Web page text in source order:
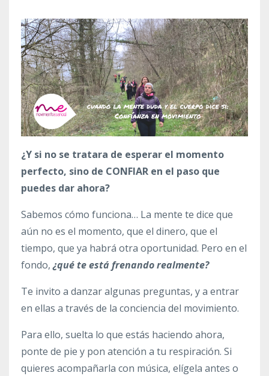
¿Y si no se tratara de esperar el momento
perfecto, sino de CONFIAR en el paso que
puedes dar ahora?
Sabemos cómo funciona… La mente te dice que
aún no es el momento, que el dinero, que el
tiempo, que ya habrá otra oportunidad. Pero en el
fondo,¿qué te está frenando realmente?
Te invito a danzar algunas preguntas, y a entrar
en ellas a través de la conciencia del movimiento.
Para ello, suelta lo que estás haciendo ahora,
ponte de pie y pon atención a tu respiración. Si
quieres acompañarla con música, elígela antes o